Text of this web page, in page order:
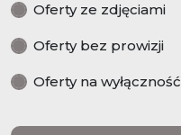
Oferty ze zdjęciami
Oferty bez prowizji
Oferty na wyłączność